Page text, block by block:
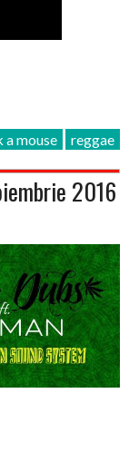
a mouse reggae
2016